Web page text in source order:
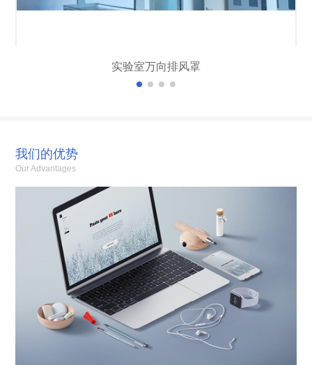
实验室万向排风罩
我们的优势
Our Advantages